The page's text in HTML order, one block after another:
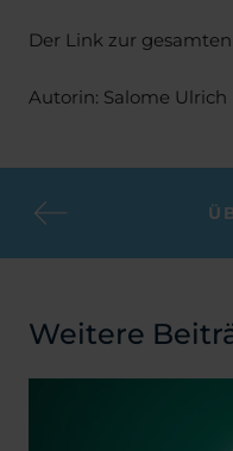
Der Link zur
Autorin: Salome Ulrich
Weitere